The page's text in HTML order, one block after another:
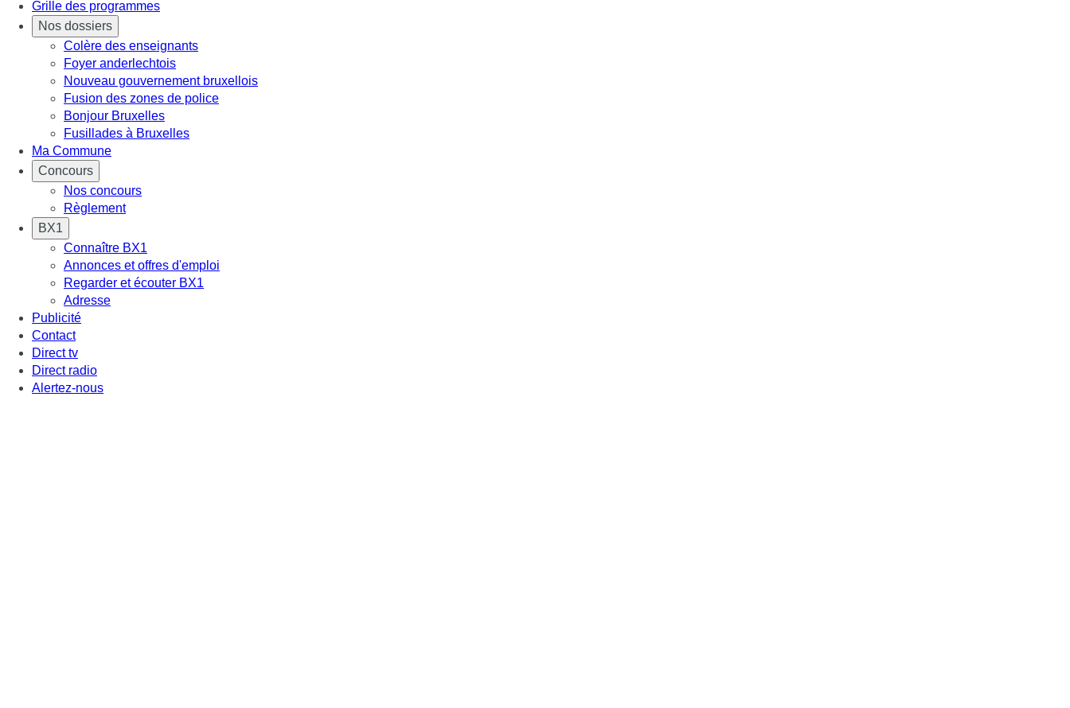
Grille des programmes
Nos dossiers
Colère des enseignants
Foyer anderlechtois
Nouveau gouvernement bruxellois
Fusion des zones de police
Bonjour Bruxelles
Fusillades à Bruxelles
Ma Commune
Concours
Nos concours
Règlement
BX1
Connaître BX1
Annonces et offres d'emploi
Regarder et écouter BX1
Adresse
Publicité
Contact
Direct tv
Direct radio
Alertez-nous